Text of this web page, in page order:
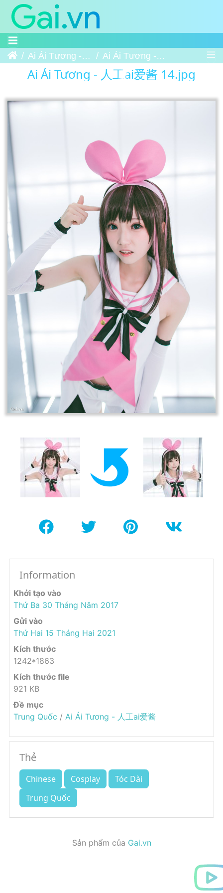
Trang chủAi Ái Tương - 人工ai爱酱 Ai Ái Tương - 人工ai爱酱 14
Ai Ái Tương - 人工ai爱酱 14.jpg
Information
Khởi tạo vào
Thứ Ba 30 Tháng Năm 2017
Gửi vào
Thứ Hai 15 Tháng Hai 2021
Kích thước
1242*1863
Kích thước file
921 KB
Đề mục
Trung Quốc / Ai Ái Tương - 人工ai爱酱
Thẻ
Chinese Cosplay
Tóc Dài
Trung Quốc
Sản phẩm của Gai.vn